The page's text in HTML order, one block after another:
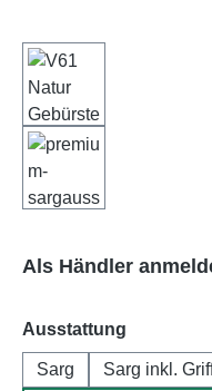
Als Händler
Ausstattung
Sarg
Sarg inkl.